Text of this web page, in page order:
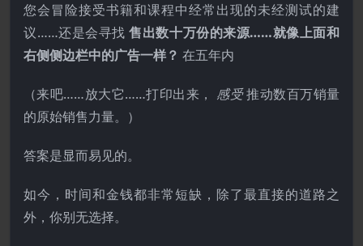
您会冒险接受书籍和课程中经常出现的未经测试的建
议……还是会寻找售出数十万份的来源……就像上面和
右侧侧边栏中的广告一样？ 在五年内
（来吧……放大它……打印出来， 感受推动数百万销量
的原始销售力量。）
答案是显而易见的。
如今，时间和金钱都非常短缺，除了最直接的道路之
外，你别无选择。